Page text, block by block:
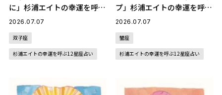
に」杉浦エイトの幸運を呼ぶ
12星座占い（7/7～8/6）
2026.07.07
双子座
杉浦エイトの幸運を呼ぶ12星座占い
プ」杉浦エイトの幸運を呼ぶ
12星座占い（7/7～8/6）
2026.07.07
蟹座
杉浦エイトの幸運を呼ぶ12星座占い